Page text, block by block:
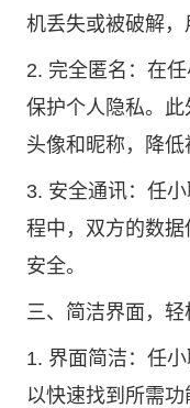
机丢失或被破解，
2. 完全匿名：在
保护个人隐私。
头像和昵称，降低
3. 安全通讯：任
程中，双方的数
安全。
三、简洁界面，轻
1. 界面简洁：任
以快速找到所需功